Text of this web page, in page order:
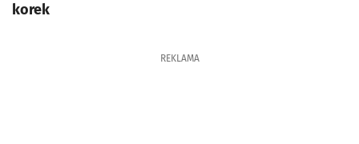
korek
REKLAMA